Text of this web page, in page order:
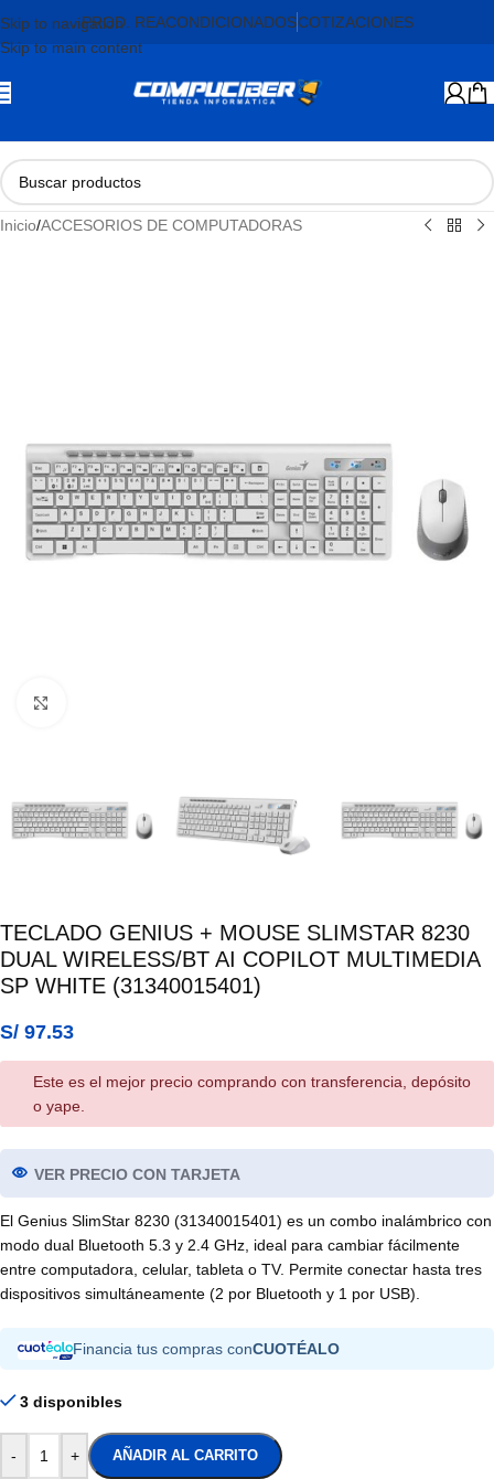
Skip to navigation
Skip to main content
PROD. REACONDICIONADOSCOTIZACIONES
Inicio/ACCESORIOS DE COMPUTADORAS
TECLADO GENIUS + MOUSE SLIMSTAR 8230
DUAL WIRELESS/BT AI COPILOT MULTIMEDIA
SP WHITE (31340015401)
S/ 97.53
Este es el mejor precio comprando con transferencia, depósito
o yape.
VER PRECIO CON TARJETA
El Genius SlimStar 8230 (31340015401) es un combo inalámbrico con
modo dual Bluetooth 5.3 y 2.4 GHz, ideal para cambiar fácilmente
entre computadora, celular, tableta o TV. Permite conectar hasta tres
dispositivos simultáneamente (2 por Bluetooth y 1 por USB).
Financia tus compras conCUOTÉALO
3 disponibles
- + AÑADIR AL CARRITO